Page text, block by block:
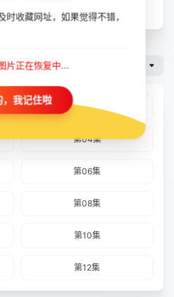
暴风云
第02集
第04集
第06集
第08集
第10集
第12集
时收藏网址，如果觉得不错，
片正在恢复中...
，我记住啦